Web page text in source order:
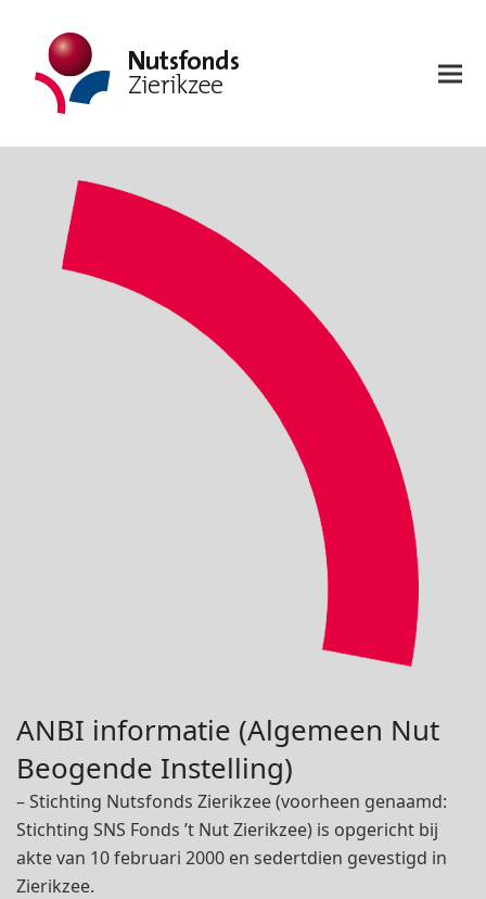
ANBI informatie (Algemeen Nut
Beogende Instelling)
– Stichting Nutsfonds Zierikzee (voorheen genaamd:
Stichting SNS Fonds ’t Nut Zierikzee) is opgericht bij
akte van 10 februari 2000 en sedertdien gevestigd in
Zierikzee.